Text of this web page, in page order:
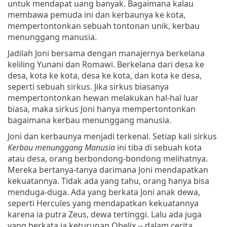
untuk mendapat uang banyak. Bagaimana kalau
membawa pemuda ini dan kerbaunya ke kota,
mempertontonkan sebuah tontonan unik, kerbau
menunggang manusia.
Jadilah Joni bersama dengan manajernya berkelana
keliling Yunani dan Romawi. Berkelana dari desa ke
desa, kota ke kota, desa ke kota, dan kota ke desa,
seperti sebuah sirkus. Jika sirkus biasanya
mempertontonkan hewan melakukan hal-hal luar
biasa, maka sirkus Joni hanya mempertontonkan
bagaimana kerbau menunggang manusia.
Joni dan kerbaunya menjadi terkenal. Setiap kali sirkus
Kerbau menunggang Manusia ini tiba di sebuah kota
atau desa, orang berbondong-bondong melihatnya.
Mereka bertanya-tanya darimana Joni mendapatkan
kekuatannya. Tidak ada yang tahu, orang hanya bisa
menduga-duga. Ada yang berkata Joni anak dewa,
seperti Hercules yang mendapatkan kekuatannya
karena ia putra Zeus, dewa tertinggi. Lalu ada juga